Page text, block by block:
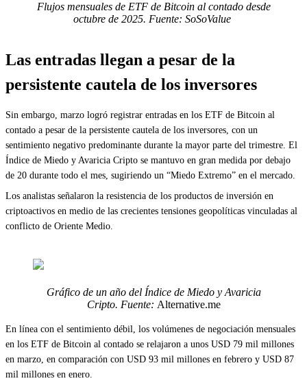
Flujos mensuales de ETF de Bitcoin al contado desde
octubre de 2025. Fuente: SoSoValue
Las entradas llegan a pesar de la
persistente cautela de los inversores
Sin embargo, marzo logró registrar entradas en los ETF de Bitcoin al
contado a pesar de la persistente cautela de los inversores, con un
sentimiento negativo predominante durante la mayor parte del trimestre. El
Índice de Miedo y Avaricia Cripto se mantuvo en gran medida por debajo
de 20 durante todo el mes, sugiriendo un “Miedo Extremo” en el mercado.
Los analistas señalaron la resistencia de los productos de inversión en
criptoactivos en medio de las crecientes tensiones geopolíticas vinculadas al
conflicto de Oriente Medio.
Gráfico de un año del Índice de Miedo y Avaricia
Cripto. Fuente: Alternative.me
En línea con el sentimiento débil, los volúmenes de negociación mensuales
en los ETF de Bitcoin al contado se relajaron a unos USD 79 mil millones
en marzo, en comparación con USD 93 mil millones en febrero y USD 87
mil millones en enero.